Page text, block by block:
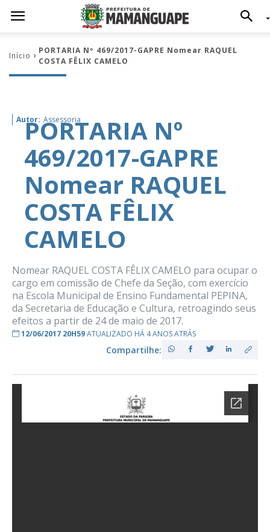
Início
PORTARIA Nº 469/2017-GAPRE Nomear RAQUEL
COSTA FÊLIX CAMELO
Autor: Assessoria
PORTARIA Nº
469/2017-GAPRE
Nomear RAQUEL
COSTA FÊLIX
CAMELO
Nomear RAQUEL COSTA FÊLIX CAMELO para ocupar o
cargo em comissão de Chefe da Seção, com exercício
na Escola Municipal de Ensino Fundamental PEPINA,
da Secretaria de Educação e Cultura, retroagindo seus
efeitos a partir de 24 de maio de 2017.
12/06/2017 20H59ATUALIZADO HÁ 4 ANOS ATRÁS
Compartilhe: